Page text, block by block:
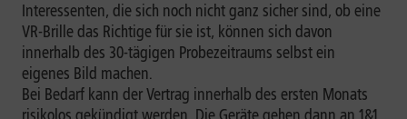
Interessenten, die sich noch nicht ganz sicher sind, ob eine
VR-Brille das Richtige für sie ist, können sich davon
innerhalb des 30-tägigen Probezeitraums selbst ein
eigenes Bild machen.
Bei Bedarf kann der Vertrag innerhalb des ersten Monats